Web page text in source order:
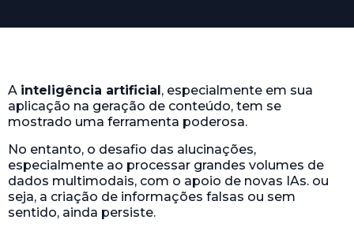
A inteligência artificial , especialmente em sua
aplicação na geração de conteúdo, tem se
mostrado uma ferramenta poderosa.
No entanto, o desafio das alucinações,
especialmente ao processar grandes volumes de
dados multimodais, com o apoio de novas IAs. ou
seja, a criação de informações falsas ou sem
sentido, ainda persiste.